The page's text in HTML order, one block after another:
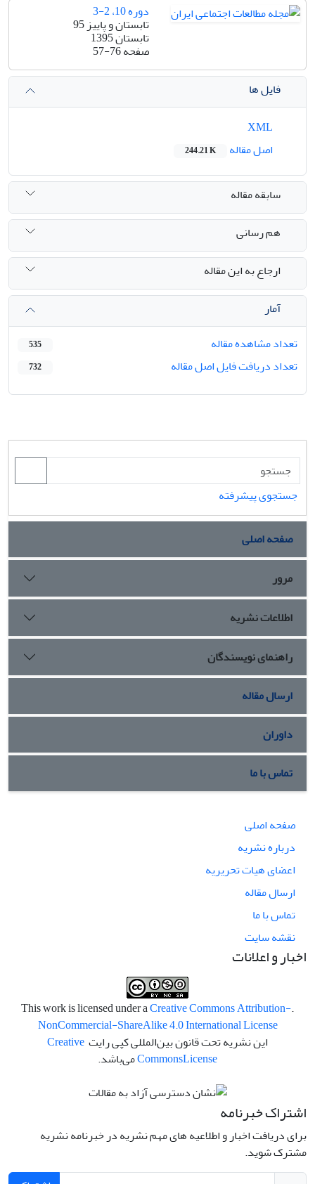
دوره 10، 2-3
تابستان و پاییز 95
تابستان 1395
صفحه57-76
فایل ها
اصل مقاله
244.21 K
سابقه مقاله
هم رسانی
ارجاع به این مقاله
آمار
تعداد مشاهده مقاله
535
تعداد دریافت فایل اصل مقاله 732
جستجوی پیشرفته
صفحه اصلی
مرور
اطلاعات نشریه
راهنمای نویسندگان
ارسال مقاله
داوران
تماس با ما
صفحه اصلی
درباره نشریه
اعضای هیات تحریریه
ارسال مقاله
تماس با ما
نقشه سایت
اخبار و اعلانات
.This work is licensed under a
Creative Commons Attribution-
NonCommercial-ShareAlike 4.0 International License
این نشریه تحت قانون بین‌المللی کپی رایت Creative
CommonsLicense می‌باشد.
اشتراک خبرنامه
برای دریافت اخبار و اطلاعیه های مهم نشریه در خبرنامه نشریه
مشترک شوید.